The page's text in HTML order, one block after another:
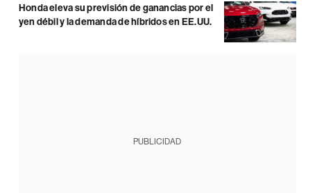
Honda eleva su previsión de ganancias por el
yen débil y la demanda de híbridos en EE.UU.
PUBLICIDAD